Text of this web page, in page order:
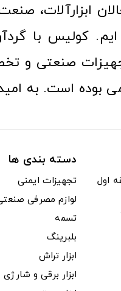
کولیس با
صنعتی و
بوده است. به
پلاک ۶۹۶ طبقه اول
دسته بندی ها
تجهیزات ایمنی
لوازم مصرفی
تسمه
بلبرینگ
ابزار تراش
ابزار برقی و شارژی